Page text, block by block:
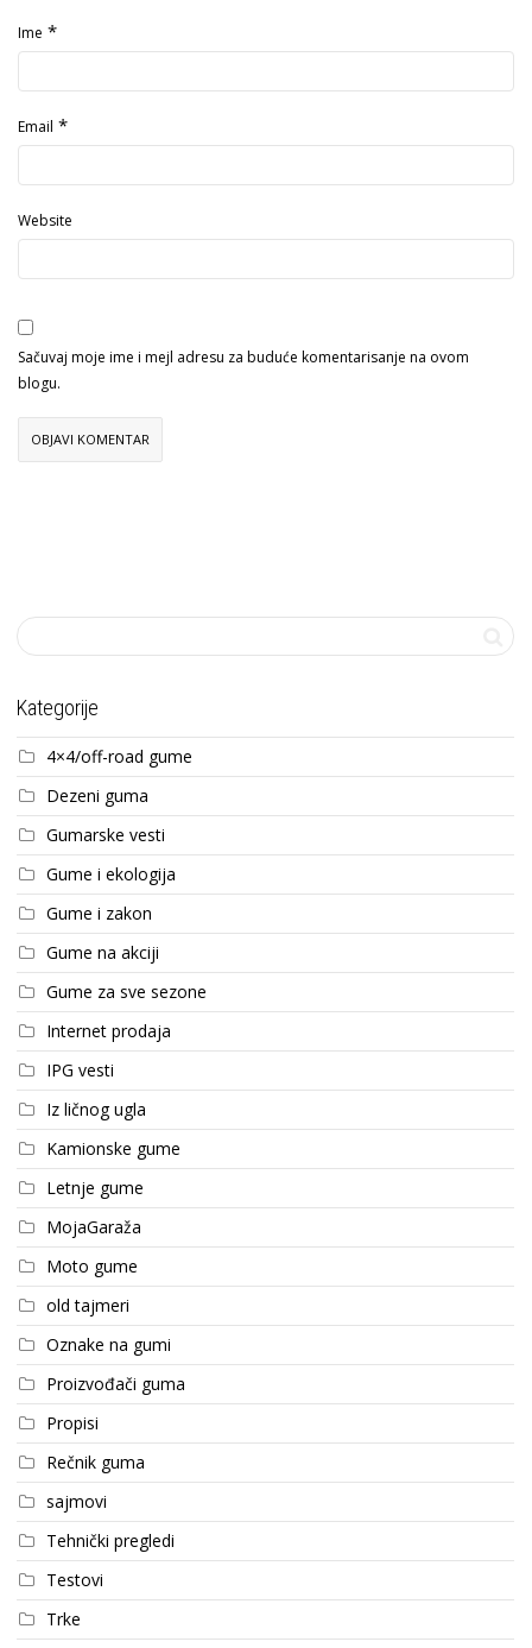
Ime *
Email *
Website
Sačuvaj moje ime i mejl adresu za buduće komentarisanje na ovom
blogu.
Kategorije
4×4/off-road gume
Dezeni guma
Gumarske vesti
Gume i ekologija
Gume i zakon
Gume na akciji
Gume za sve sezone
Internet prodaja
IPG vesti
Iz ličnog ugla
Kamionske gume
Letnje gume
MojaGaraža
Moto gume
old tajmeri
Oznake na gumi
Proizvođači guma
Propisi
Rečnik guma
sajmovi
Tehnički pregledi
Testovi
Trke